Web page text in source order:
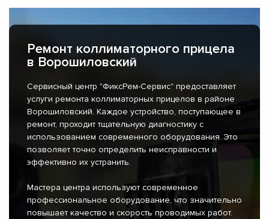
Ремонт коллиматорного прицела
в Ворошиловский
Сервисный центр "ФиксРем-Сервис" предоставляет
услуги ремонта коллиматорных прицелов в районе
Ворошиловский. Каждое устройство, поступающее в
ремонт, проходит тщательную диагностику с
использованием современного оборудования. Это
позволяет точно определить неисправности и
эффективно их устранить.
Мастера центра используют современное
профессиональное оборудование, что значительно
повышает качество и скорость проводимых работ.